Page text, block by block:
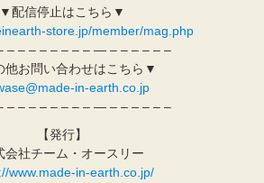
▼配信停止はこちら▼
store.jp/member/mag.php
– – – – – – – – — – – – – – –
他お問い合わせはこちら▼
in-earth.co.jp
– – – – – – – – — – – – – – –
【発行】
会社チーム・オースリー
www.made-in-earth.co.jp/